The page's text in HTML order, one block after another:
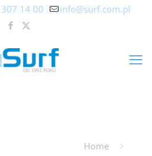
14 00 info@surf.com.pl
Home